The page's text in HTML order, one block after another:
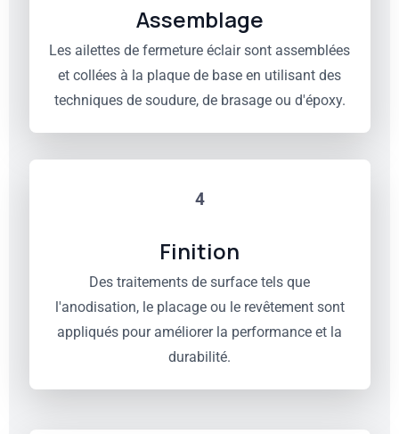
Assemblage
Les ailettes de fermeture éclair sont assemblées
et collées à la plaque de base en utilisant des
techniques de soudure, de brasage ou d'époxy.
4
Finition
Des traitements de surface tels que
l'anodisation, le placage ou le revêtement sont
appliqués pour améliorer la performance et la
durabilité.